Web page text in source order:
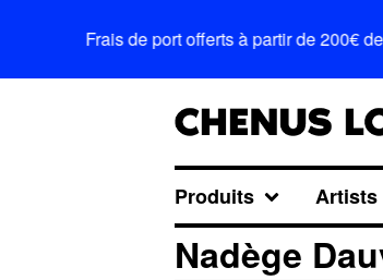
Frais de port offerts à partir de 200€
Produits Artists
Nadège